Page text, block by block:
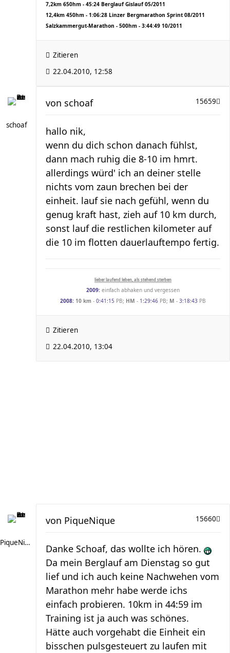
7,2km 650hm - 45:24 Berglauf Gislauf 05/2011
12,4km 450hm - 1:06:28 Linzer Bergmarathon Sprint 08/2011
Salzkammergut-Marathon - 500hm - 3:44:49 10/2011
Zitieren
22.04.2010, 12:58
schoaf
15659
von schoaf
hallo nik,
wenn du dich schon danach fühlst,
dann mach ruhig die 8-10 im hmrt.
allerdings würd' ich an deiner stelle
nichts vom zaun brechen bei der
einheit. lauf sie nach gefühl, wenn du
genug kraft hast, zieh auf 10 km durch,
sonst lauf die restlichen kilometer auf
die 10 im flotten dauerlauftempo fertig.
lieber laufend leben, als stehend sterben
2009: einfach abhaken und vergessen
2008: 10 km - 0:41:15 PB; HM - 1:29:46 PB; M - 3:18:43 PB
Zitieren
22.04.2010, 13:04
PiqueNique
15660
von PiqueNique
Danke Schoaf, das wollte ich hören.
Da mein Berglauf am Dienstag so gut
lief und ich auch keine Nachwehen vom
Marathon mehr habe werde ichs
einfach probieren. 10km in 44:59 im
Training ist ja auch was schönes.
Hätte auch vorgehabt die Einheit ein
bisschen pulsgesteuert zu laufen mit